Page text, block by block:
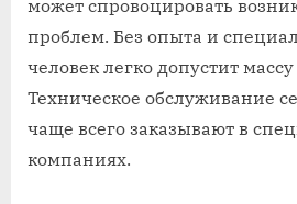
может спровоцировать
проблем. Без опыта и
человек легко допустит
Техническое обслуживание
чаще всего заказывают в
компаниях.